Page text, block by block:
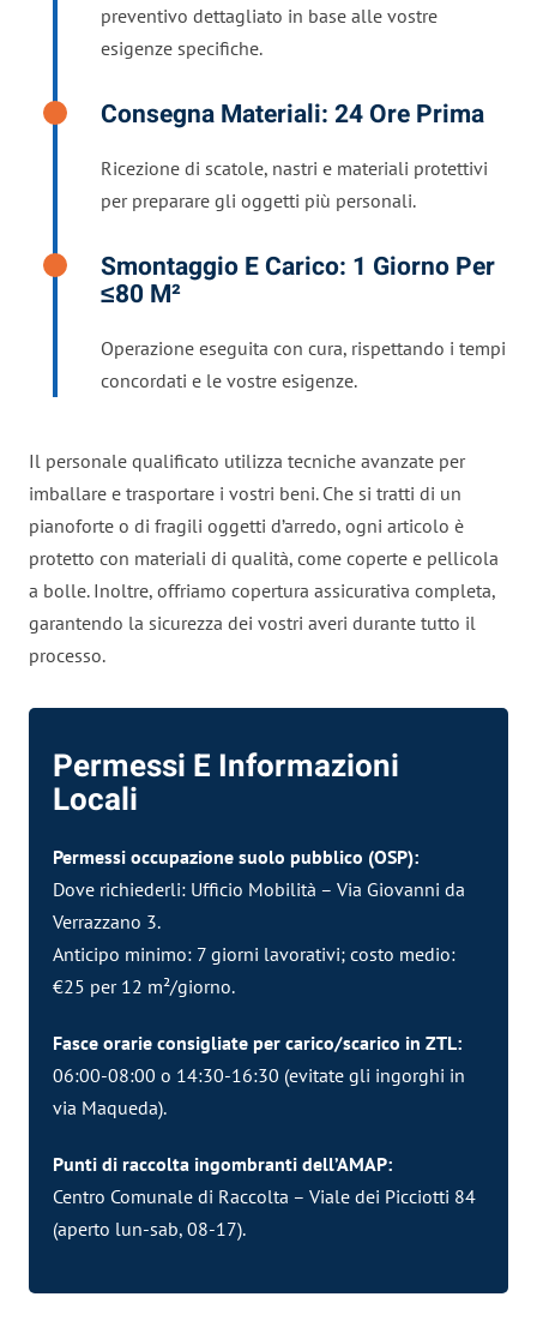
preventivo dettagliato in base alle vostre
esigenze specifiche.
Consegna Materiali: 24 Ore Prima
Ricezione di scatole, nastri e materiali protettivi
per preparare gli oggetti più personali.
Smontaggio E Carico: 1 Giorno Per
≤80 M²
Operazione eseguita con cura, rispettando i tempi
concordati e le vostre esigenze.
Il personale qualificato utilizza tecniche avanzate per
imballare e trasportare i vostri beni. Che si tratti di un
pianoforte o di fragili oggetti d’arredo, ogni articolo è
protetto con materiali di qualità, come coperte e pellicola
a bolle. Inoltre, offriamo copertura assicurativa completa,
garantendo la sicurezza dei vostri averi durante tutto il
processo.
Permessi E Informazioni
Locali
Permessi occupazione suolo pubblico (OSP):
Dove richiederli: Ufficio Mobilità – Via Giovanni da
Verrazzano 3.
Anticipo minimo: 7 giorni lavorativi; costo medio:
€25 per 12 m²/giorno.
Fasce orarie consigliate per carico/scarico in ZTL:
06:00-08:00 o 14:30-16:30 (evitate gli ingorghi in
via Maqueda).
Punti di raccolta ingombranti dell’AMAP:
Centro Comunale di Raccolta – Viale dei Picciotti 84
(aperto lun-sab, 08-17).